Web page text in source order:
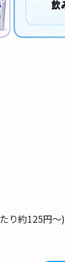
り約125円〜)